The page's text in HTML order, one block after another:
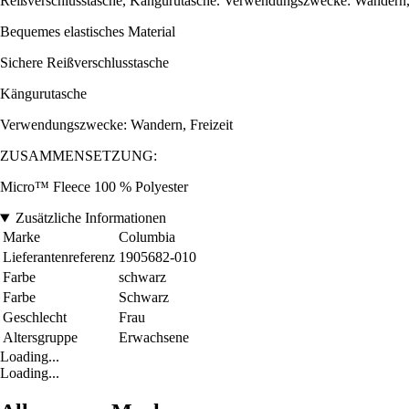
Bequemes elastisches Material
Sichere Reißverschlusstasche
Kängurutasche
Verwendungszwecke: Wandern, Freizeit
ZUSAMMENSETZUNG:
Micro™ Fleece 100 % Polyester
Zusätzliche Informationen
Marke
Columbia
Lieferantenreferenz 1905682-010
Farbe
schwarz
Farbe
Schwarz
Geschlecht
Frau
Altersgruppe
Erwachsene
Loading...
Loading...